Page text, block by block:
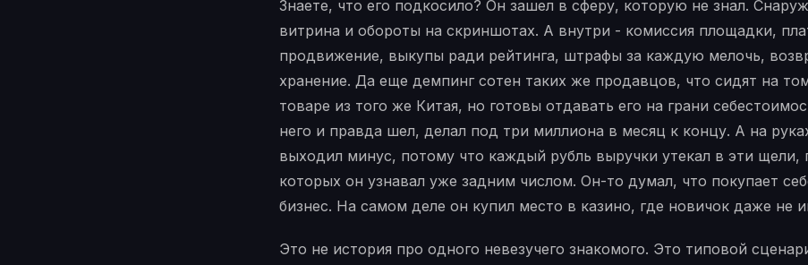
Знаете, что его подкосило? Он зашел в сферу, которую не знал.
витрина и обороты на скриншотах. А внутри - комиссия площадки,
продвижение, выкупы ради рейтинга, штрафы за каждую мелочь,
хранение. Да еще демпинг сотен таких же продавцов, что сидят на
товаре из того же Китая, но готовы отдавать его на грани
него и правда шел, делал под три миллиона в месяц к концу. А на
выходил минус, потому что каждый рубль выручки утекал в эти
которых он узнавал уже задним числом. Он-то думал, что покупает
бизнес. На самом деле он купил место в казино, где новичок даже не
Это не история про одного невезучего знакомого. Это типовой